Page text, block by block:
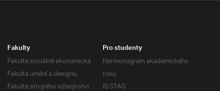
Fakulty
Fakulta sociálně ekonomická
Fakulta umění a designu
Fakulta strojního inženýrství
Pro studenty
Harmonogram akademického
roku
IS STAG